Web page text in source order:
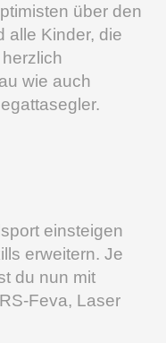
über den
alle Kinder, die
wie auch
einsteigen
erweitern. Je
du nun mit
Feva, Laser